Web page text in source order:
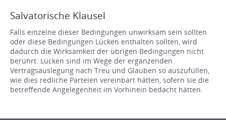
Salvatorische Klausel
Falls einzelne dieser Bedingungen unwirksam sein sollten
oder diese Bedingungen Lücken enthalten sollten, wird
dadurch die Wirksamkeit der übrigen Bedingungen nicht
berührt. Lücken sind im Wege der ergänzenden
Vertragsauslegung nach Treu und Glauben so auszufüllen,
wie dies redliche Parteien vereinbart hätten, sofern sie die
betreffende Angelegenheit im Vorhinein bedacht hätten.